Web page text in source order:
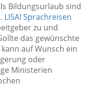
Bildungsurlaub sind
LISA! Sprachreisen
zu und
das gewünschte
auf Wunsch ein
oder
Ministerien